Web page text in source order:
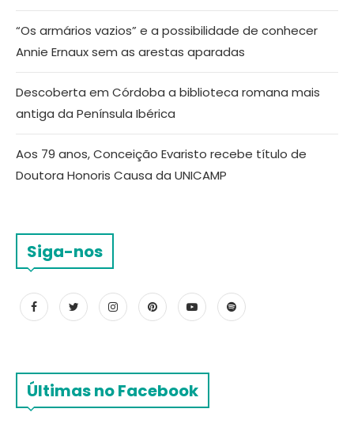
“Os armários vazios” e a possibilidade de conhecer
Annie Ernaux sem as arestas aparadas
Descoberta em Córdoba a biblioteca romana mais
antiga da Península Ibérica
Aos 79 anos, Conceição Evaristo recebe título de
Doutora Honoris Causa da UNICAMP
Siga-nos
Últimas no Facebook